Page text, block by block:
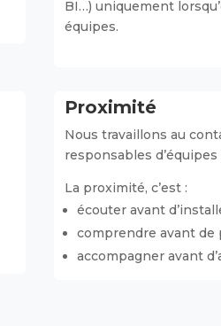
BI…) uniquement
équipes.
Proximité
Nous travaillons au
responsables
La proximité, c’est :
écouter avant
comprendre avant de
accompagner avant